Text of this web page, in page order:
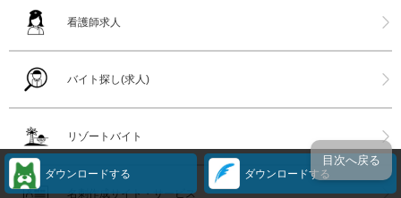
ダウンロードする ダウンロードする
看護師求人
バイト探し(求人)
リゾートバイト
名刺作成サイト・サービス
目次へ戻る